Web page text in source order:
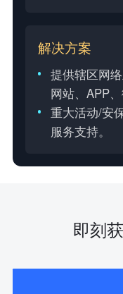
解决方案
提供辖区网
网站、APP
重大活动/安
服务支持。
即刻